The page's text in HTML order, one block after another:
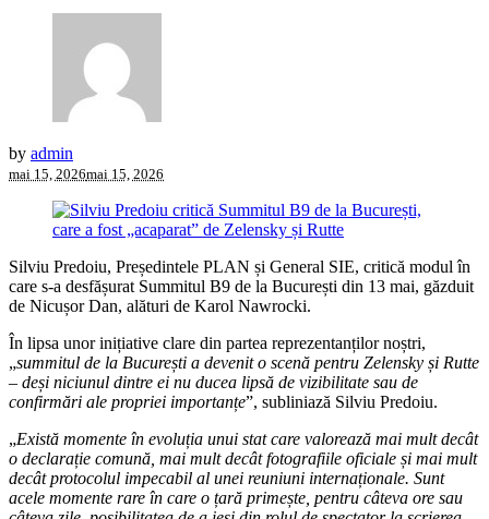
by admin
mai 15, 2026mai 15, 2026
Silviu Predoiu, Președintele PLAN și General SIE, critică modul în
care s-a desfășurat Summitul B9 de la București din 13 mai, găzduit
de Nicușor Dan, alături de Karol Nawrocki.
În lipsa unor inițiative clare din partea reprezentanților noștri,
„summitul de la București a devenit o scenă pentru Zelensky și Rutte
– deși niciunul dintre ei nu ducea lipsă de vizibilitate sau de
confirmări ale propriei importanțe”, subliniază Silviu Predoiu.
„Există momente în evoluția unui stat care valorează mai mult decât
o declarație comună, mai mult decât fotografiile oficiale și mai mult
decât protocolul impecabil al unei reuniuni internaționale. Sunt
acele momente rare în care o țară primește, pentru câteva ore sau